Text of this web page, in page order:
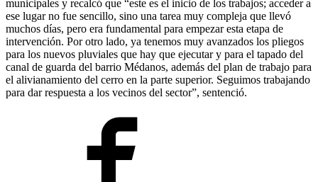
municipales y recalcó que “este es el inicio de los trabajos; acceder a
ese lugar no fue sencillo, sino una tarea muy compleja que llevó
muchos días, pero era fundamental para empezar esta etapa de
intervención. Por otro lado, ya tenemos muy avanzados los pliegos
para los nuevos pluviales que hay que ejecutar y para el tapado del
canal de guarda del barrio Médanos, además del plan de trabajo para
el alivianamiento del cerro en la parte superior. Seguimos trabajando
para dar respuesta a los vecinos del sector”, sentenció.